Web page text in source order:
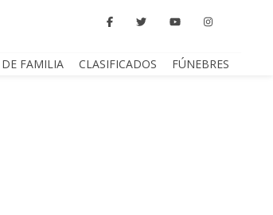
FAMILIA CLASIFICADOS FÚNEBRES